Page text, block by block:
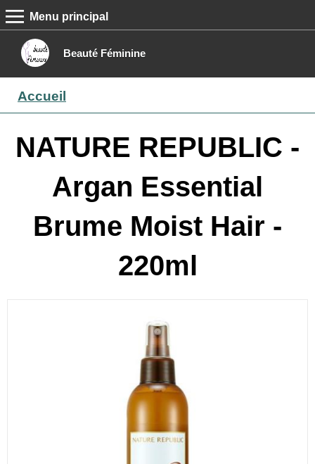
Beauté Féminine
MENU PRINCIPAL
Menu principal
Boutique
Contact
Accueil
NATURE REPUBLIC -
Argan Essential
Brume Moist Hair -
220ml